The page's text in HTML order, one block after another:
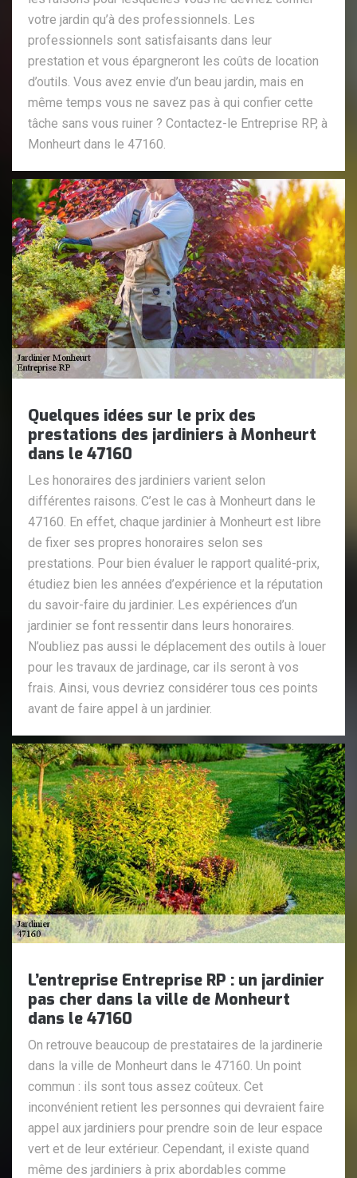
votre jardin qu’à des professionnels. Les
professionnels sont satisfaisants dans leur
prestation et vous épargneront les coûts de location
d’outils. Vous avez envie d’un beau jardin, mais en
même temps vous ne savez pas à qui confier cette
tâche sans vous ruiner ? Contactez-le Entreprise RP, à
Monheurt dans le 47160.
Quelques idées sur le prix des
prestations des jardiniers à Monheurt
dans le 47160
Les honoraires des jardiniers varient selon
différentes raisons. C’est le cas à Monheurt dans le
47160. En effet, chaque jardinier à Monheurt est libre
de fixer ses propres honoraires selon ses
prestations. Pour bien évaluer le rapport qualité-prix,
étudiez bien les années d’expérience et la réputation
du savoir-faire du jardinier. Les expériences d’un
jardinier se font ressentir dans leurs honoraires.
N’oubliez pas aussi le déplacement des outils à louer
pour les travaux de jardinage, car ils seront à vos
frais. Ainsi, vous devriez considérer tous ces points
avant de faire appel à un jardinier.
L’entreprise Entreprise RP : un jardinier
pas cher dans la ville de Monheurt
dans le 47160
On retrouve beaucoup de prestataires de la jardinerie
dans la ville de Monheurt dans le 47160. Un point
commun : ils sont tous assez coûteux. Cet
inconvénient retient les personnes qui devraient faire
appel aux jardiniers pour prendre soin de leur espace
vert et de leur extérieur. Cependant, il existe quand
même des jardiniers à prix abordables comme